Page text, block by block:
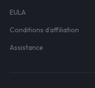
EULA
Conditions d'affiliation
Assistance